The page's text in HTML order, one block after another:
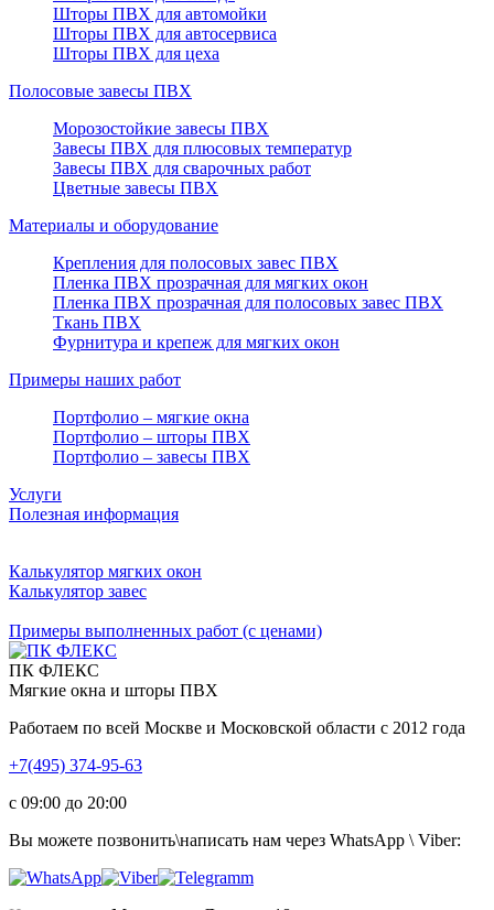
Шторы ПВХ для автомойки
Шторы ПВХ для автосервиса
Шторы ПВХ для цеха
Полосовые завесы ПВХ
Морозостойкие завесы ПВХ
Завесы ПВХ для плюсовых температур
Завесы ПВХ для сварочных работ
Цветные завесы ПВХ
Материалы и оборудование
Крепления для полосовых завес ПВХ
Пленка ПВХ прозрачная для мягких окон
Пленка ПВХ прозрачная для полосовых завес ПВХ
Ткань ПВХ
Фурнитура и крепеж для мягких окон
Примеры наших работ
Портфолио – мягкие окна
Портфолио – шторы ПВХ
Портфолио – завесы ПВХ
Услуги
Полезная информация
Калькулятор мягких окон
Калькулятор завес
Примеры выполненных работ (с ценами)
ПК ФЛЕКС
Мягкие окна и шторы ПВХ
Работаем по всей Москве и Московской области с 2012 года
+7(495) 374-95-63
c 09:00 до 20:00
Вы можете позвонить\написать нам через WhatsApp \ Viber: